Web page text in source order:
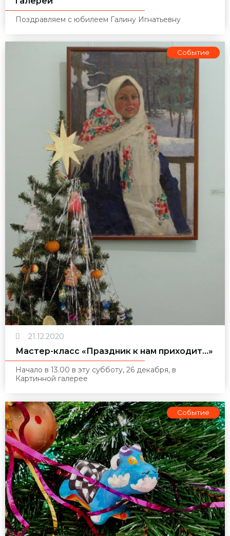
Поздравляем с юбилеем Галину Игнатьевну
Событие
21.12.2020
Мастер-класс «Праздник к нам приходит…»
Начало в 13.00 в эту субботу, 26 декабря, в
Картинной галерее
Событие